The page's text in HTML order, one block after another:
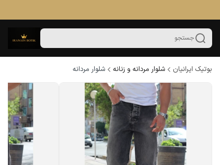
جستجو
بوتیک ایرانیان شلوار مردانه و زنانه شلوار مردانه